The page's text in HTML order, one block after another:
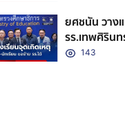
ยศชนัน วาง
รร.เทพศิริน
143